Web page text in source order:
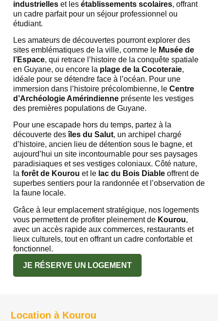
industrielleset les établissements scolaires, offrant
un cadre parfait pour un séjour professionnel ou
étudiant.
Les amateurs de découvertes pourront explorer des
sites emblématiques de la ville, comme le Musée de
l’Espace, qui retrace l’histoire de la conquête spatiale
en Guyane, ou encore la plage de la Cocoteraie,
idéale pour se détendre face à l’océan. Pour une
immersion dans l’histoire précolombienne, le Centre
d’Archéologie Amérindienneprésente les vestiges
des premières populations de Guyane.
Pour une escapade hors du temps, partez à la
découverte desîles du Salut, un archipel chargé
d’histoire, ancien lieu de détention sous le bagne, et
aujourd’hui un site incontournable pour ses paysages
paradisiaques et ses vestiges coloniaux. Côté nature,
la forêt de Kourou et le lac du Bois Diableoffrent de
superbes sentiers pour la randonnée et l’observation de
la faune locale.
Grâce à leur emplacement stratégique, nos logements
vous permettent de profiter pleinement de Kourou,
avec un accès rapide aux commerces, restaurants et
lieux culturels, tout en offrant un cadre confortable et
fonctionnel.
JE RÉSERVE UN LOGEMENT
Location à Kourou